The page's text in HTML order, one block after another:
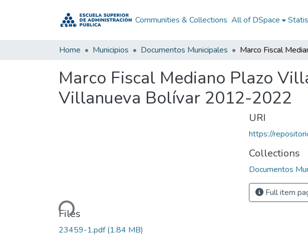
Communities & Collections All of DSpace
Home Municipios Documentos Municipales
Marco Fiscal Mediano Plazo
Villanueva Bolívar 2012-2022
Loading...
Files
23459-1.pdf(1.84 MB)
URI
https://
Collections
Documentos
Full item